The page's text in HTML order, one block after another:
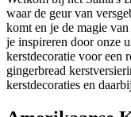
waar de geur van
komt en je de magie
je inspireren door onze
kerstdecoratie voor een
gingerbread
kerstdecoraties en